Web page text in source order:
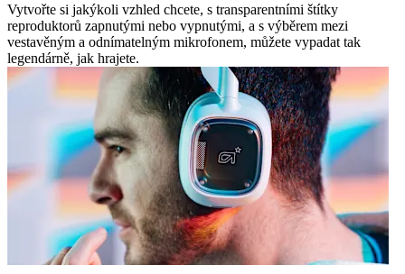
Vytvořte si jakýkoli vzhled chcete, s transparentními štítky
reproduktorů zapnutými nebo vypnutými, a s výběrem mezi
vestavěným a odnímatelným mikrofonem, můžete vypadat tak
legendárně, jak hrajete.